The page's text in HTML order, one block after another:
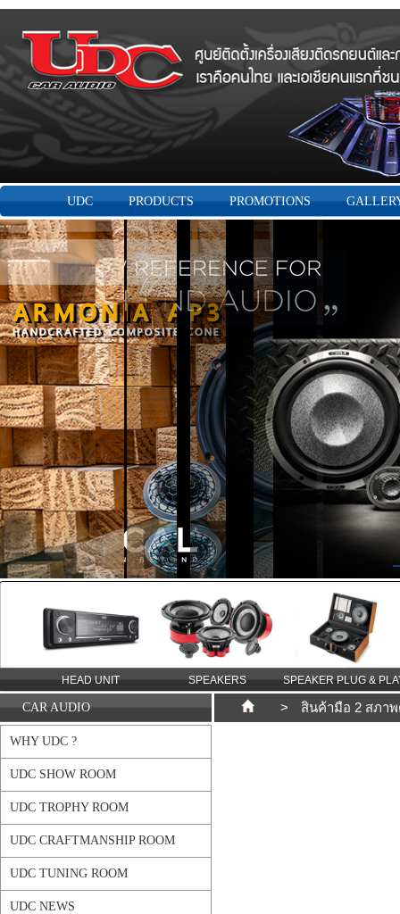
UDC PRODUCTS PROMOTIONS
HEAD UNIT SPEAKERS SPEAKER PLUG &
CAR AUDIO
WHY UDC ?
UDC SHOW ROOM
UDC TROPHY ROOM
UDC CRAFTMANSHIP ROOM
UDC TUNING ROOM
UDC NEWS
> สินค้ามือ 2 สภา